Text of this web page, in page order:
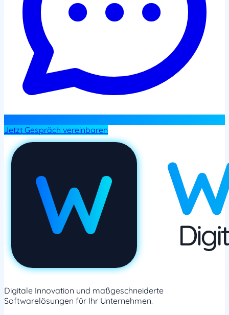
Jetzt Gespräch vereinbaren
Digitale Innovation und maßgeschneiderte
Softwarelösungen für Ihr Unternehmen.